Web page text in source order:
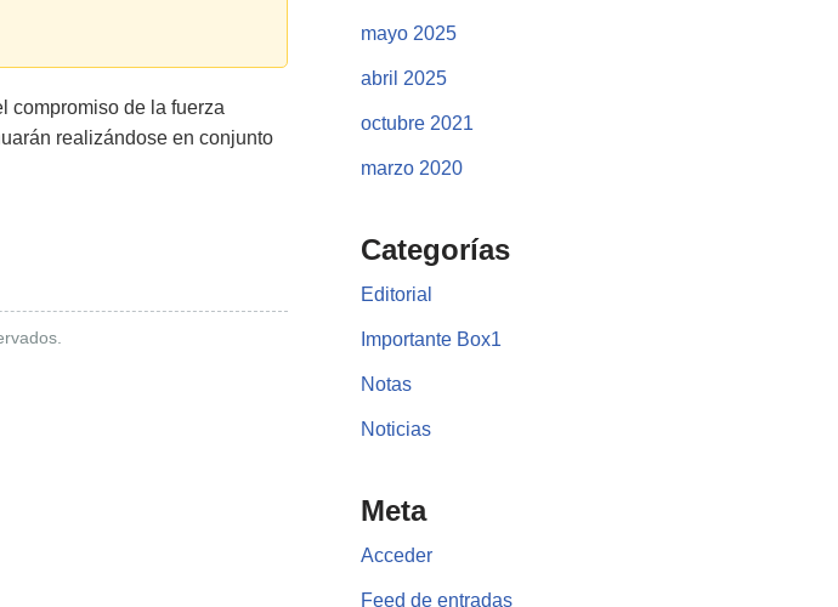
compromiso de la fuerza
realizándose en conjunto
mayo 2025
abril 2025
octubre 2021
marzo 2020
Categorías
Editorial
Importante Box1
Notas
Noticias
Meta
Acceder
Feed de entradas